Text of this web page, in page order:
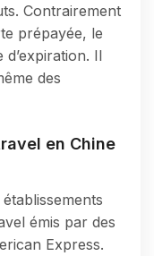
Contrairement
prépayée, le
d’expiration. Il
des
en Chine
émis par des
Express.